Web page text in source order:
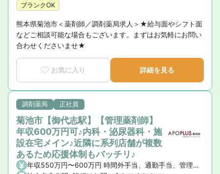
ブランクOK
熊本県菊池市＜薬剤師／調剤薬局求人＞★給与面やシフト面
などご相談可能な場合もございます。まずはお気軽にお問い
合わせくださいませ★
お気に入り 詳細を見る
調剤薬局 正社員
菊池市【御代志駅】【管理薬剤師】
年収600万円可♪内科・泌尿器科・施
設在宅メイン♪近隣に系列店舗が複数
あるため応援体制もバッチリ♪
年収550万円〜600万円 時間外手当、通勤手当、管理薬剤師手当、薬剤師手当